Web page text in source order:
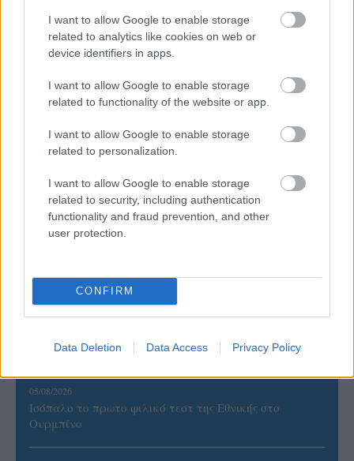
I want to allow Google to enable storage
related to analytics like cookies on web or
device identifiers in apps.
I want to allow Google to enable storage
related to functionality of the website or app.
I want to allow Google to enable storage
related to personalization.
I want to allow Google to enable storage
related to security, including authentication
functionality and fraud prevention, and other
user protection.
CONFIRM
Data Deletion Data Access Privacy Policy
ΡΟΗ ΕΙΔΗΣΕΩΝ
«Αντίο» με ήττα για τις διεθνείς μας στο τουρνουά του
Ουρμπίνο
06/08/2026
στην Ιταλία Β’
06/08/2026
με τον «Ιπτάμενο Ολλανδό» Βίλτενμπουργκ
05/08/2026
Ισόπαλο το πρωτο φιλικό τεστ της Εθνικής στο
Ουρμπίνο